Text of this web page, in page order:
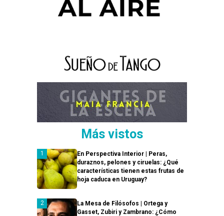
Más vistos
En Perspectiva Interior | Peras,
duraznos, pelones y ciruelas: ¿Qué
características tienen estas frutas de
hoja caduca en Uruguay?
La Mesa de Filósofos | Ortega y
Gasset, Zubiri y Zambrano: ¿Cómo